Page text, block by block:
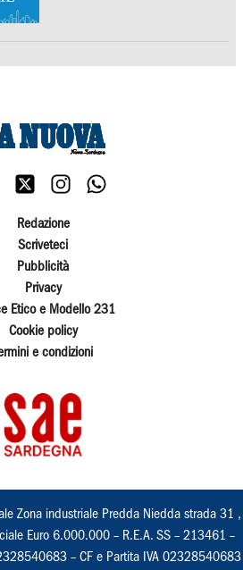
Redazione
Scriveteci
Pubblicità
Privacy
Etico e Modello 231
Cookie policy
e condizioni
Zona industriale Predda Niedda strada 31 ,
Euro 6.000.000 – R.E.A. SS – 213461 –
– CF e Partita IVA 02328540683